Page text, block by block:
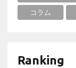
コラム
Ranking